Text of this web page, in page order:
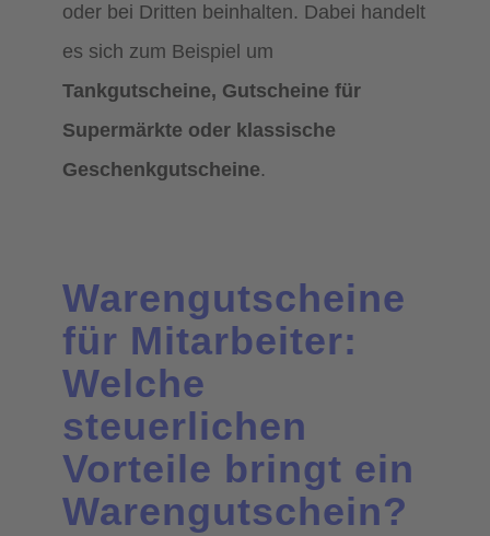
oder bei Dritten beinhalten. Dabei handelt
es sich zum Beispiel um
Tankgutscheine, Gutscheine für
Supermärkte oder klassische
Geschenkgutscheine.
Warengutscheine
für Mitarbeiter:
Welche
steuerlichen
Vorteile bringt ein
Warengutschein?